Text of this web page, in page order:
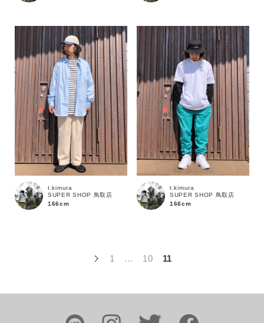
この条件で絞り込む
t.kimura
SUPER SHOP 鳥取店
166cm
t.kimura
SUPER SHOP 鳥取店
166cm
1 … 10 11